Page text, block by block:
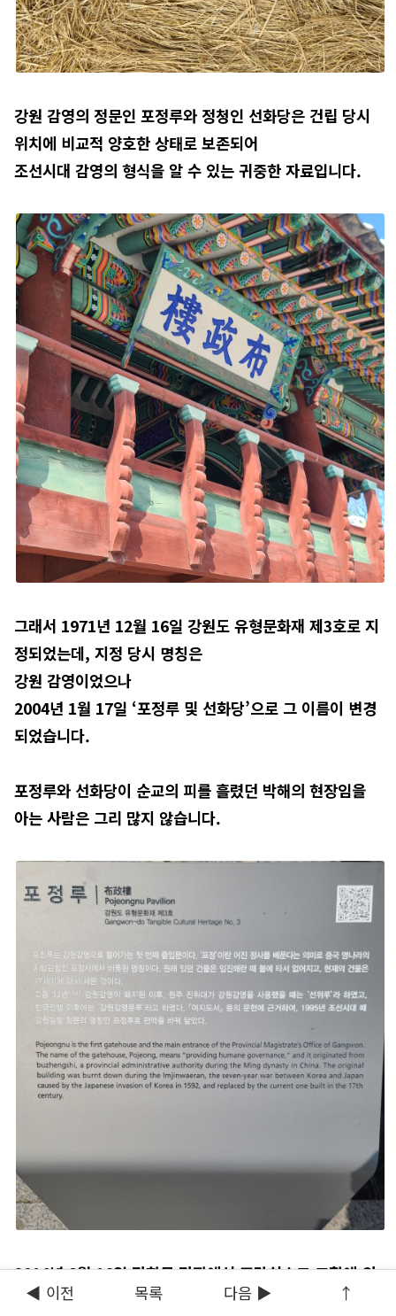
강원 감영의 정문인 포정루와 정청인 선화당은 건립 당시
위치에 비교적 양호한 상태로 보존되어
조선시대 감영의 형식을 알 수 있는 귀중한 자료입니다.
그래서 1971년 12월 16일 강원도 유형문화재 제3호로 지
정되었는데, 지정 당시 명칭은
강원 감영이었으나
2004년 1월 17일 ‘포정루 및 선화당’으로 그 이름이 변경
되었습니다.
포정루와 선화당이 순교의 피를 흘렸던 박해의 현장임을
아는 사람은 그리 많지 않습니다.
2014년 8월 16일 광화문 광장에서 프란치스코 교황에 의
해 복자품에 오른
◀ 이전 목록 다음 ▶ ↑